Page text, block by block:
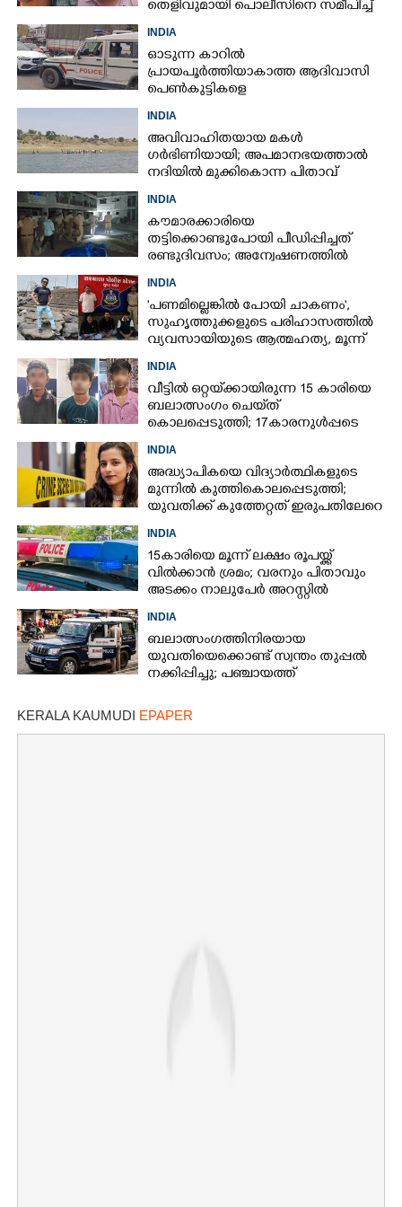
തെളിവുമായി പൊലീസിനെ സമീപിച്ച്
INDIA
ഓടുന്ന കാറിൽ
പ്രായപൂർത്തിയാകാത്ത ആദിവാസി
പെൺകുട്ടികളെ
മൂന്ന് പേർ പിടിയിൽ
INDIA
അവിവാഹിതയായ മകൾ
ഗർഭിണിയായി; അപമാനഭയത്താൽ
നദിയിൽ മുക്കികൊന്ന പിതാവ്
INDIA
കൗമാരക്കാരിയെ
തട്ടിക്കൊണ്ടുപോയി പീഡിപ്പിച്ചത്
രണ്ടുദിവസം; അന്വേഷണത്തിൽ
ഫുഡ് ഡെലിവറി
INDIA
'പണമില്ലെങ്കിൽ പോയി ചാകണം',
സുഹൃത്തുക്കളുടെ പരിഹാസത്തിൽ
വ്യവസായിയുടെ ആത്മഹത്യ, മൂന്ന്
INDIA
വീട്ടിൽ ഒറ്റയ്‌ക്കായിരുന്ന 15 കാരിയെ
ബലാത്സംഗം ചെയ്‌ത്
കൊലപ്പെടുത്തി; 17കാരനുൾപ്പടെ
INDIA
അദ്ധ്യാപികയെ വിദ്യാർത്ഥികളുടെ
മുന്നിൽ കുത്തികൊലപ്പെടുത്തി;
യുവതിക്ക് കുത്തേറ്റത് ഇരുപതിലേറെ
INDIA
15കാരിയെ മൂന്ന് ലക്ഷം രൂപയ്ക്ക്
വിൽക്കാൻ ശ്രമം; വരനും പിതാവും
അടക്കം നാലുപേർ അറസ്റ്റിൽ
INDIA
ബലാത്സംഗത്തിനിരയായ
യുവതിയെക്കൊണ്ട് സ്വന്തം തുപ്പൽ
നക്കിപ്പിച്ചു; പഞ്ചായത്ത്
പൊലീസ്‌
KERALA KAUMUDI EPAPER